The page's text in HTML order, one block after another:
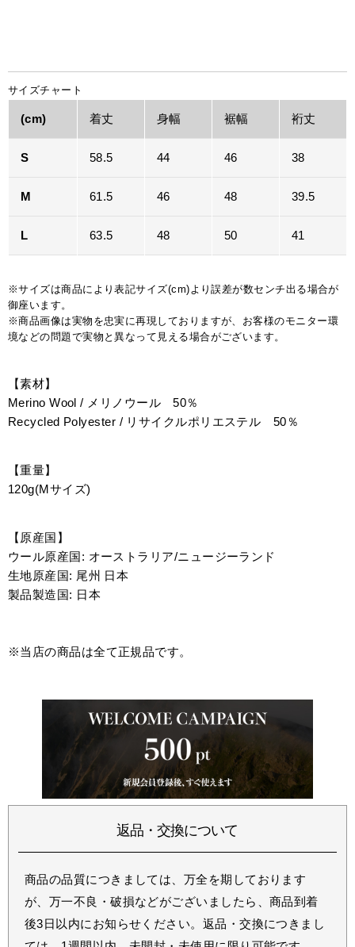
サイズチャート
(cm) 着丈 身幅 裾幅 裄丈
S 58.5 44 46 38
M 61.5 46 48 39.5
L 63.5 48 50 41
※サイズは商品により表記サイズ(cm)より誤差が数センチ出る場合が
御座います。
※商品画像は実物を忠実に再現しておりますが、お客様のモニター環
境などの問題で実物と異なって見える場合がございます。
【素材】
Merino Wool / メリノウール 50％
Recycled Polyester / リサイクルポリエステル 50％
【重量】
120g(Mサイズ)
【原産国】
ウール原産国: オーストラリア/ニュージーランド
生地原産国: 尾州 日本
製品製造国: 日本
※当店の商品は全て正規品です。
返品・交換について
商品の品質につきましては、万全を期しております
が、万一不良・破損などがございましたら、商品到着
後3日以内にお知らせください。返品・交換につきまし